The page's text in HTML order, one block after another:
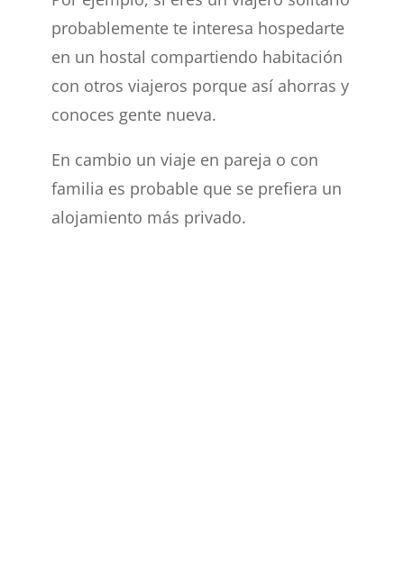
probablemente te interesa hospedarte
en un hostal compartiendo habitación
con otros viajeros porque así ahorras y
conoces gente nueva.
En cambio un viaje en pareja o con
familia es probable que se prefiera un
alojamiento más privado.